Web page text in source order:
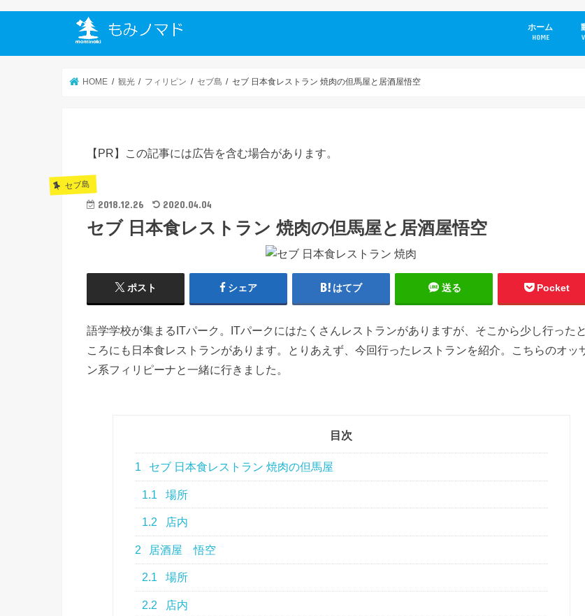
ホーム
HOME
HOME 観光 フィリピン セブ島 セブ 日本食レストラン 焼肉の但馬屋と居酒屋悟空
【PR】この記事には広告を含む場合があります。
セブ島
2018.12.26 2020.04.04
セブ 日本食レストラン 焼肉の但馬屋と居酒屋悟空
ポスト シェア はてブ 送る Pocket
語学学校が集まるITパーク。ITパークにはたくさんレストランがありますが、そこから少し行ったと
ころにも日本食レストランがあります。とりあえず、今回行ったレストランを紹介。こちらのオッ
ン系フィリピーナと一緒に行きました。
目次
1 セブ 日本食レストラン 焼肉の但馬屋
1.1 場所
1.2 店内
2 居酒屋 悟空
2.1 場所
2.2 店内